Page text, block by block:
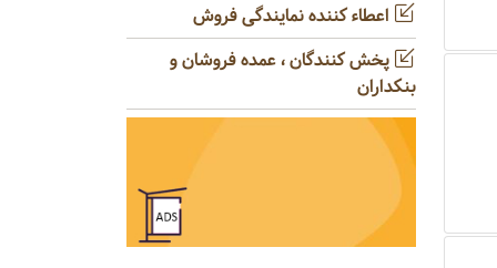
اعطاء کننده نمایندگی فروش
پخش کنندگان ، عمده فروشان و
بنکداران